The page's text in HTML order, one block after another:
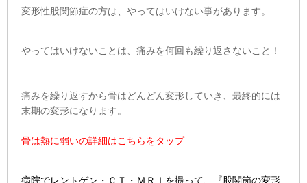
変形性股関節症の方は、やってはいけない事があります。
やってはいけないことは、痛みを何回も繰り返さないこと！
痛みを繰り返すから骨はどんどん変形していき、最終的には
末期の変形になります。
骨は熱に弱いの詳細はこちらをタップ
病院でレントゲン・ＣＴ・ＭＲＩを撮って、『股関節の変形